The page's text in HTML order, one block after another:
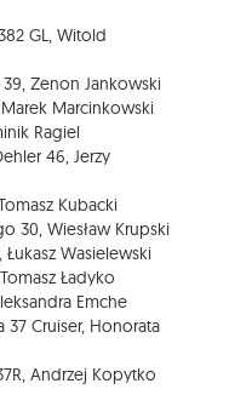
GL, Witold
Zenon Jankowski
Marek Marcinkowski
Ragiel
46, Jerzy
Kubacki
30, Wiesław Krupski
Łukasz Wasielewski
Ładyko
Emche
37 Cruiser, Honorata
37R, Andrzej Kopytko